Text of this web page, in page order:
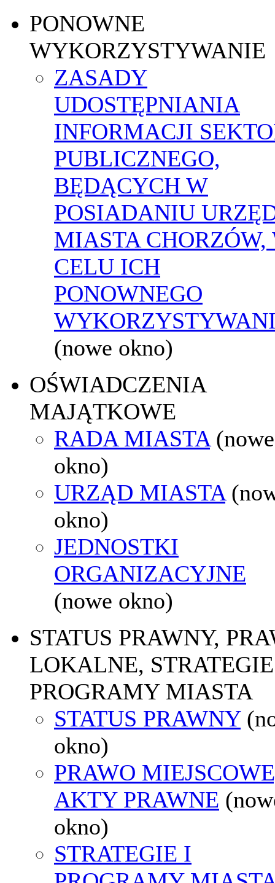
PONOWNE
WYKORZYSTYWANIE
ZASADY
UDOSTĘPNIANIA
INFORMACJI
PUBLICZNEGO,
BĘDĄCYCH W
POSIADANIU
MIASTA CHORZÓW,
CELU ICH
PONOWNEGO
(nowe okno)
OŚWIADCZENIA
MAJĄTKOWE
RADA MIASTA (nowe
okno)
URZĄD MIASTA
okno)
JEDNOSTKI
ORGANIZACYJNE
(nowe okno)
STATUS PRAWNY,
LOKALNE,
PROGRAMY MIASTA
STATUS PRAWNY
okno)
PRAWO
AKTY PRAWNE
okno)
STRATEGIE I